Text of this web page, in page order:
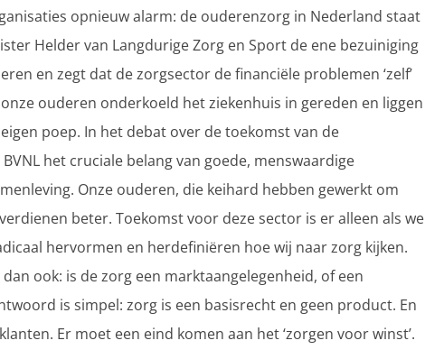
opnieuw alarm: de ouderenzorg in Nederland staat
Helder van Langdurige Zorg en Sport de ene bezuiniging
en zegt dat de zorgsector de financiële problemen ‘zelf’
ouderen onderkoeld het ziekenhuis in gereden en liggen
poep. In het debat over de toekomst van de
het cruciale belang van goede, menswaardige
Onze ouderen, die keihard hebben gewerkt om
beter. Toekomst voor deze sector is er alleen als we
hervormen en herdefiniëren hoe wij naar zorg kijken.
ook: is de zorg een marktaangelegenheid, of een
is simpel: zorg is een basisrecht en geen product. En
Er moet een eind komen aan het ‘zorgen voor winst’.